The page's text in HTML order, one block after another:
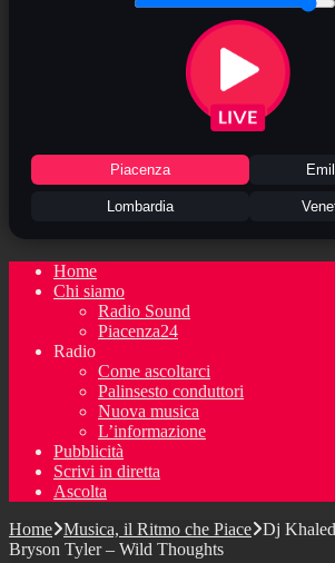
Piacenza
Lombardia
Home
Chi siamo
Radio Sound
Piacenza24
Radio
Come ascoltarci
Palinsesto conduttori
Nuova musica
L’informazione
Pubblicità
Scrivi in diretta
Ascolta
Home Musica, il Ritmo che Piace Dj
Bryson Tyler – Wild Thoughts